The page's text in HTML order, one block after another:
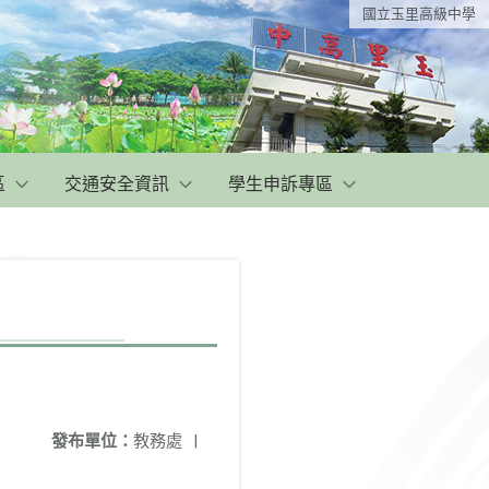
國立玉里高級中學
交通安全資訊 學生申訴專區
發布單位： 教務處 |